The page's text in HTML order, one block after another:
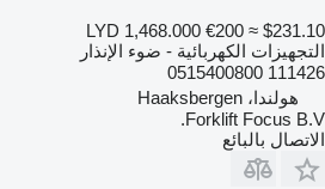
LYD 1,468.000 €200 ≈ $231.10
التجهيزات الكهربائية - ضوء الإنذار
111426 0515400800
هولندا، Haaksbergen
Forklift Focus B.V.
الاتصال بالبائع